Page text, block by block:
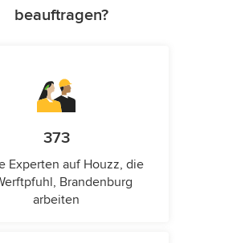
beauftragen?
373
Experten auf Houzz, die
Brandenburg
arbeiten